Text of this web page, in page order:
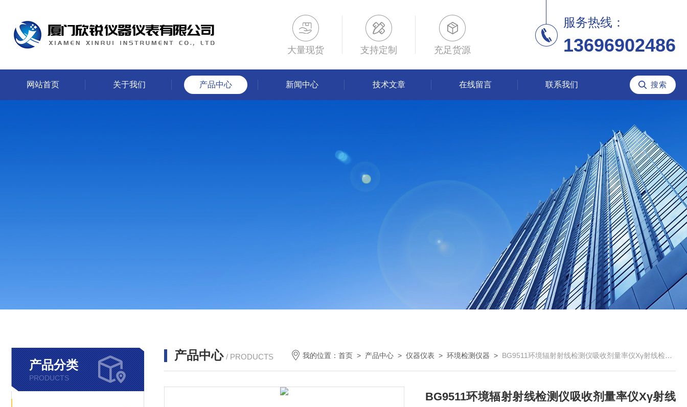
大量现货 支持定制 充足货源
服务热线：
13696902486
网站首页 关于我们 产品中心 新闻中心 技术文章 在线留言 联系我们
产品分类
PRODUCTS
产品中心 / PRODUCTS 我的位置：首页 > 产品中心 >仪器仪表 >环境检测仪器 > BG9511环境辐射射线检测仪吸收剂量率仪Xγ射线检测仪
BG9511环境辐射射线检测仪吸收剂量率仪Xγ射线